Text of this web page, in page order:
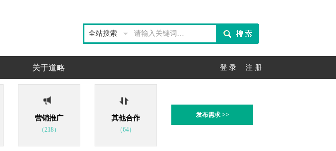
全站搜索
关于道略 登 录 注 册
营销推广
（218）
其他合作
（64）
发布需求 >>